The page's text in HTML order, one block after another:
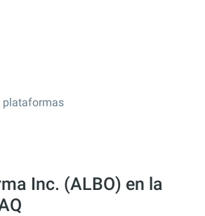
plataformas
Inc. (ALBO) en la